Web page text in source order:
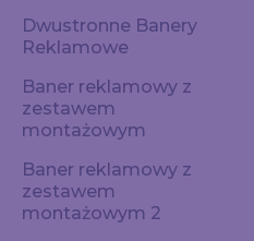
Dwustronne Banery
Reklamowe
Baner reklamowy z
zestawem
montażowym
Baner reklamowy z
zestawem
montażowym 2